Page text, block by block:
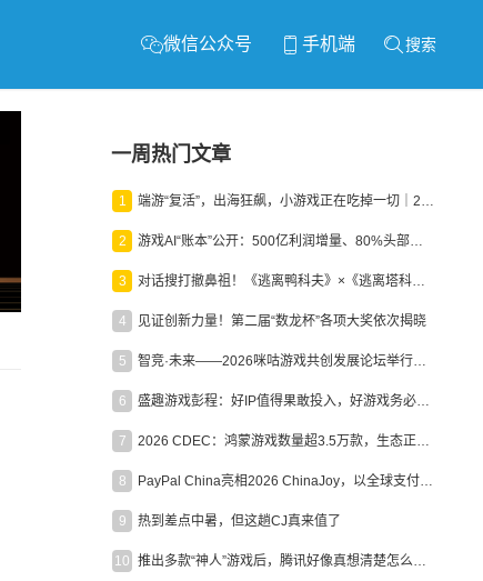
微信公众号 手机端 搜索
一周热门文章
1 端游“复活”，出海狂飙，小游戏正在吃掉一切｜2026上半年产业报告
2 游戏AI“账本”公开：500亿利润增量、80%头部入局，谁在闷声发财？
3 对话搜打撤鼻祖！《逃离鸭科夫》×《逃离塔科夫》官方线下沙龙落幕
4 见证创新力量！第二届“数龙杯”各项大奖依次揭晓
5 智竞·未来——2026咪咕游戏共创发展论坛举行：聚力精品内容、AI创作与电竞生态，共建高品质益智健康游戏社区
6 盛趣游戏彭程：好IP值得果敢投入，好游戏务必长效经营
7 2026 CDEC：鸿蒙游戏数量超3.5万款，生态正循环加速产业高质量发展
8 PayPal China亮相2026 ChinaJoy，以全球支付能力助力中国游戏企业深化全球运营
9 热到差点中暑，但这趟CJ真来值了
10 推出多款“神人”游戏后，腾讯好像真想清楚怎么做二次元了